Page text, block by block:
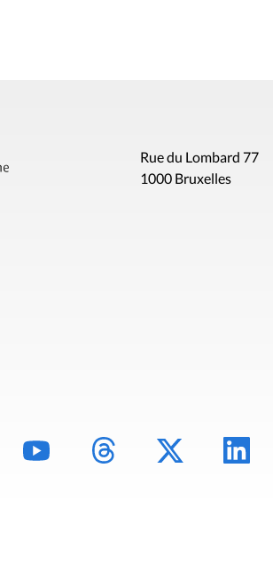
Rue du Lombard 77
1000 Bruxelles